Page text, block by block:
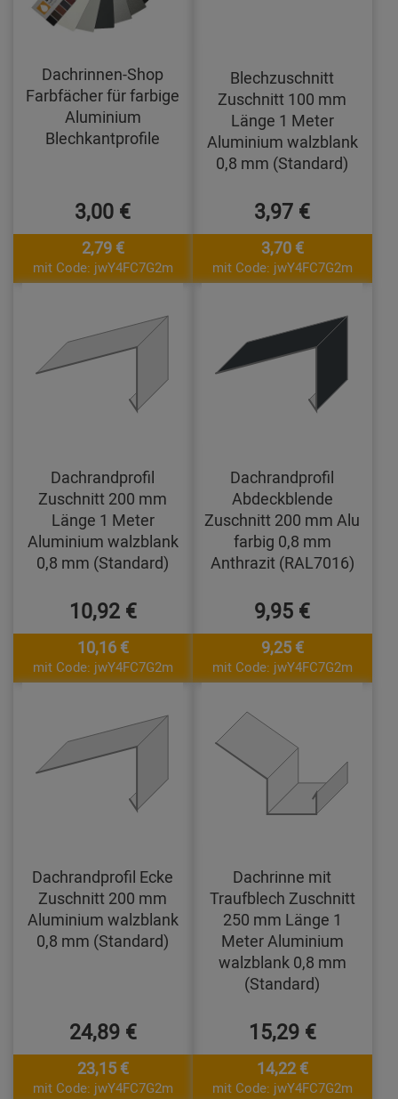
Dachrinnen-Shop
Farbfächer für farbige
Aluminium
Blechkantprofile
3,00 €
2,79 €
mit Code: jwY4FC7G2m
Blechzuschnitt
Zuschnitt 100 mm
Länge 1 Meter
Aluminium walzblank
0,8 mm (Standard)
3,97 €
3,70 €
mit Code: jwY4FC7G2m
Dachrandprofil
Zuschnitt 200 mm
Länge 1 Meter
Aluminium walzblank
0,8 mm (Standard)
10,92 €
10,16 €
mit Code: jwY4FC7G2m
Dachrandprofil
Abdeckblende
Zuschnitt 200 mm Alu
farbig 0,8 mm
Anthrazit (RAL7016)
9,95 €
9,25 €
mit Code: jwY4FC7G2m
Dachrandprofil Ecke
Zuschnitt 200 mm
Aluminium walzblank
0,8 mm (Standard)
24,89 €
23,15 €
mit Code: jwY4FC7G2m
Dachrinne mit
Traufblech Zuschnitt
250 mm Länge 1
Meter Aluminium
walzblank 0,8 mm
(Standard)
15,29 €
14,22 €
mit Code: jwY4FC7G2m